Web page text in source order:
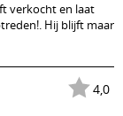
verkocht en laat
Hij blijft maar
4,0